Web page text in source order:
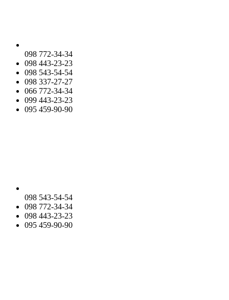
098 772-34-34
098 443-23-23
098 543-54-54
098 337-27-27
066 772-34-34
099 443-23-23
095 459-90-90
098 543-54-54
098 772-34-34
098 443-23-23
095 459-90-90